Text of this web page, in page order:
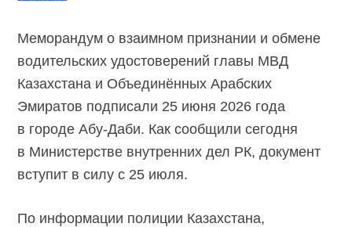
Меморандум о взаимном признании и обмене
водительских удостоверений главы МВД
Казахстана и Объединённых Арабских
Эмиратов подписали 25 июня 2026 года
в городеАбу-Даби. Как сообщили сегодня
в Министерстве внутренних дел РК, документ
вступит в силу с 25 июля.
По информации полиции Казахстана,